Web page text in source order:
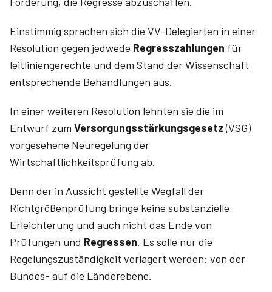
Einstimmig sprachen sich die VV-Delegierten in einer
Resolution gegen jedwede Regresszahlungen für
leitliniengerechte und dem Stand der Wissenschaft
entsprechende Behandlungen aus.
In einer weiteren Resolution lehnten sie die im
Entwurf zum Versorgungsstärkungsgesetz(VSG)
vorgesehene Neuregelung der
Wirtschaftlichkeitsprüfung ab.
Denn der in Aussicht gestellte Wegfall der
Richtgrößenprüfung bringe keine sub­stanzielle
Erleichterung und auch nicht das Ende von
Prüfungen und Regressen. Es solle nur die
Regelungszuständigkeit verlagert werden: von der
Bundes- auf die Länderebene.